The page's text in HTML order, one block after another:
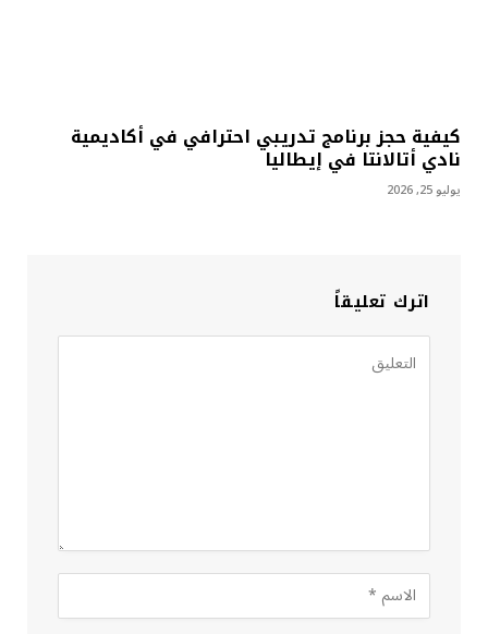
كيفية حجز برنامج تدريبي احترافي في أكاديمية
نادي أتالانتا في إيطاليا
يوليو 25, 2026
اترك تعليقاً